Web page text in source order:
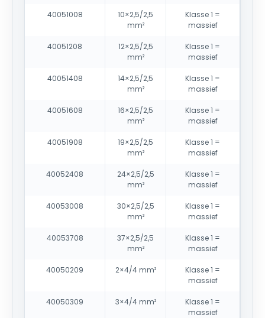
40051008
10×2,5/2,5
mm²
Klasse 1 =
massief
40051208
12×2,5/2,5
mm²
Klasse 1 =
massief
40051408
14×2,5/2,5
mm²
Klasse 1 =
massief
40051608
16×2,5/2,5
mm²
Klasse 1 =
massief
40051908
19×2,5/2,5
mm²
Klasse 1 =
massief
40052408
24×2,5/2,5
mm²
Klasse 1 =
massief
40053008
30×2,5/2,5
mm²
Klasse 1 =
massief
40053708
37×2,5/2,5
mm²
Klasse 1 =
massief
40050209 2×4/4 mm²
Klasse 1 =
massief
40050309 3×4/4 mm²
Klasse 1 =
massief